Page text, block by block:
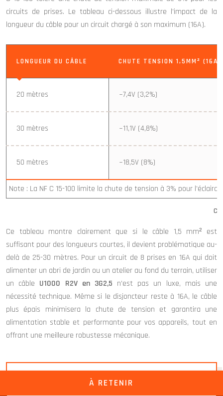
circuits de prises. Le tableau ci-dessous illustre l’impact de la
longueur du câble pour un circuit chargé à son maximum (16A).
LONGUEUR DU CÂBLE CHUTE TENSION 1,5MM² (16A)
20 mètres ~7,4V (3,2%)
30 mètres ~11,1V (4,8%)
50 mètres ~18,5V (8%)
Note : La NF C 15-100 limite la chute de tension à 3% pour
Ce tableau montre clairement que si le câble 1,5 mm² est
suffisant pour des longueurs courtes, il devient problématique au-
delà de 25-30 mètres. Pour un circuit de 8 prises en 16A qui doit
alimenter un abri de jardin ou un atelier au fond du terrain, utiliser
un câble U1000 R2V en 3G2,5 n’est pas un luxe, mais une
nécessité technique. Même si le disjoncteur reste à 16A, le câble
plus épais minimisera la chute de tension et garantira une
alimentation stable et performante pour vos appareils, tout en
offrant une meilleure robustesse mécanique.
À RETENIR